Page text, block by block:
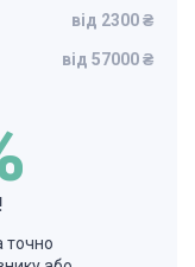
від 2300 ₴
від 57000 ₴
точно